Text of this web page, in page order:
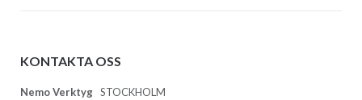
KONTAKTA OSS
Nemo Verktyg STOCKHOLM